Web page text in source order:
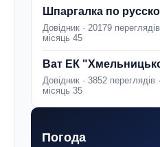
Шпаргалка по
Довідник · 20179
місяць 45
Ват ЕК
Довідник · 3852 переглядів
місяць 35
Погода